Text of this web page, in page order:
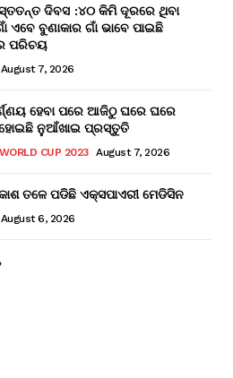
ଦିବସ :୪୦ କିମି ଦୂରରେ ଥିବା
ଏବେ ବୁଣାକାର ଗାଁ ଭାବେ ପାଇଛି
ପରିଚୟ
August 7, 2026
ହେବା ପରେ ଆଜିଠୁ ଘରେ ଘରେ
ନୁଆଁଖାଇ ପ୍ରସ୍ତୁତି
CUP 2023 August 7, 2026
ତଳେ ପଡିଛି ଏକ୍ସପାଏରୀ ମେଡିସିନ
August 6, 2026